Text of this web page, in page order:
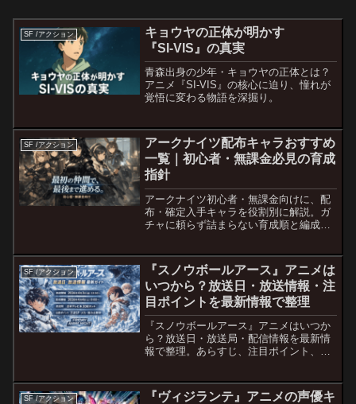
SF /アクション
キョウヤの正体が明かす
『SI‑VIS』の真実
青森出身の少年・キョウヤの正体とは？
アニメ『SI‑VIS』の核心に迫り、憧れが
覚悟に変わる物語を深掘り。
SF /アクション
アークナイツ配布キャラおすすめ
一覧｜初心者・無課金必見の育成
指針
アークナイツ初心者・無課金向けに、配
布・確定入手キャラを役割別に解説。ガ
チャに頼らず詰まらない育成順と編成の
SF /アクション
『スノウボールアース』アニメは
いつから？放送日・放送情報・注
目ポイントを最新情報で整理
『スノウボールアース』アニメはいつか
ら？放送日・放送局・配信情報を最新情
報で整理。あらすじ、注目ポイント、メ
SF /アクション
『ヴィジランテ』アニメの声優キ